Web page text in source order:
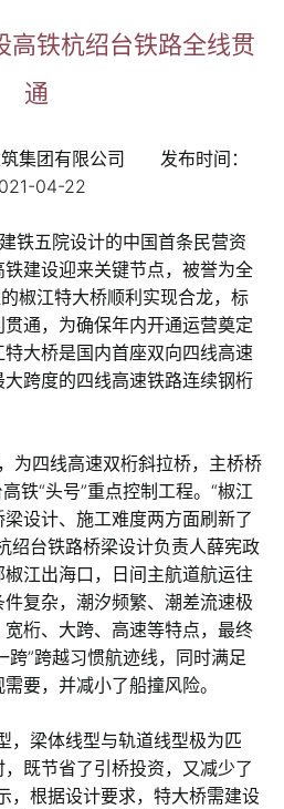
高铁杭绍台铁路全线贯
通
筑集团有限公司 发布时间：
04-22
铁五院设计的中国首条民营资
建设迎来关键节点，被誉为全
椒江特大桥顺利实现合龙，标
通，为确保年内开通运营奠定
大桥是国内首座双向四线高速
跨度的四线高速铁路连续钢桁
为四线高速双桁斜拉桥，主桥桥
铁“头号”重点控制工程。“椒江
设计、施工难度两方面刷新了
绍台铁路桥梁设计负责人薛宪政
江出海口，日间主航道航运往
复杂，潮汐频繁、潮差流速极
桁、大跨、高速等特点，最终
”跨越习惯航迹线，同时满足
要，并减小了船撞风险。
，梁体线型与轨道线型极为匹
既节省了引桥投资，又减少了
，根据设计要求，特大桥需建设